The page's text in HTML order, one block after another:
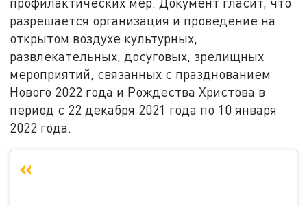
разрешается организация и проведение на
открытом воздухе культурных,
развлекательных, досуговых, зрелищных
мероприятий, связанных с празднованием
Нового 2022 года и Рождества Христова в
период с 22 декабря 2021 года по 10 января
2022 года.